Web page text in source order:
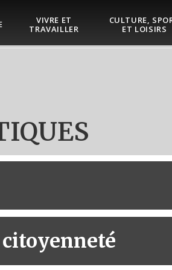
VIVRE ET
TRAVAILLER
CULTURE,
ET LOISIRS